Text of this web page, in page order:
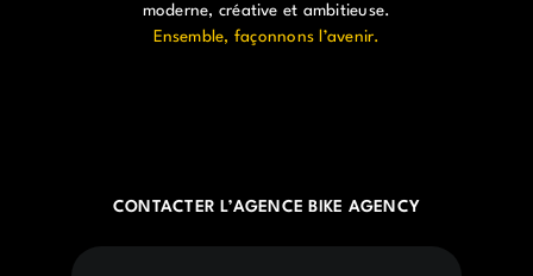
moderne, créative et ambitieuse.
Ensemble, façonnons l’avenir.
CONTACTER L’AGENCE BIKE AGENCY